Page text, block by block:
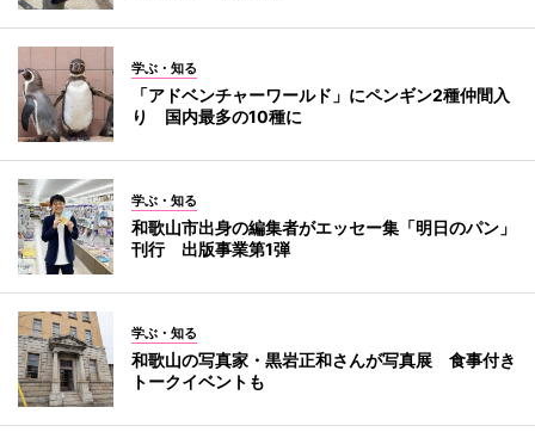
学ぶ・知る
「アドベンチャーワールド」にペンギン2種仲間入
り 国内最多の10種に
学ぶ・知る
和歌山市出身の編集者がエッセー集「明日のパン」
刊行 出版事業第1弾
学ぶ・知る
和歌山の写真家・黒岩正和さんが写真展 食事付き
トークイベントも